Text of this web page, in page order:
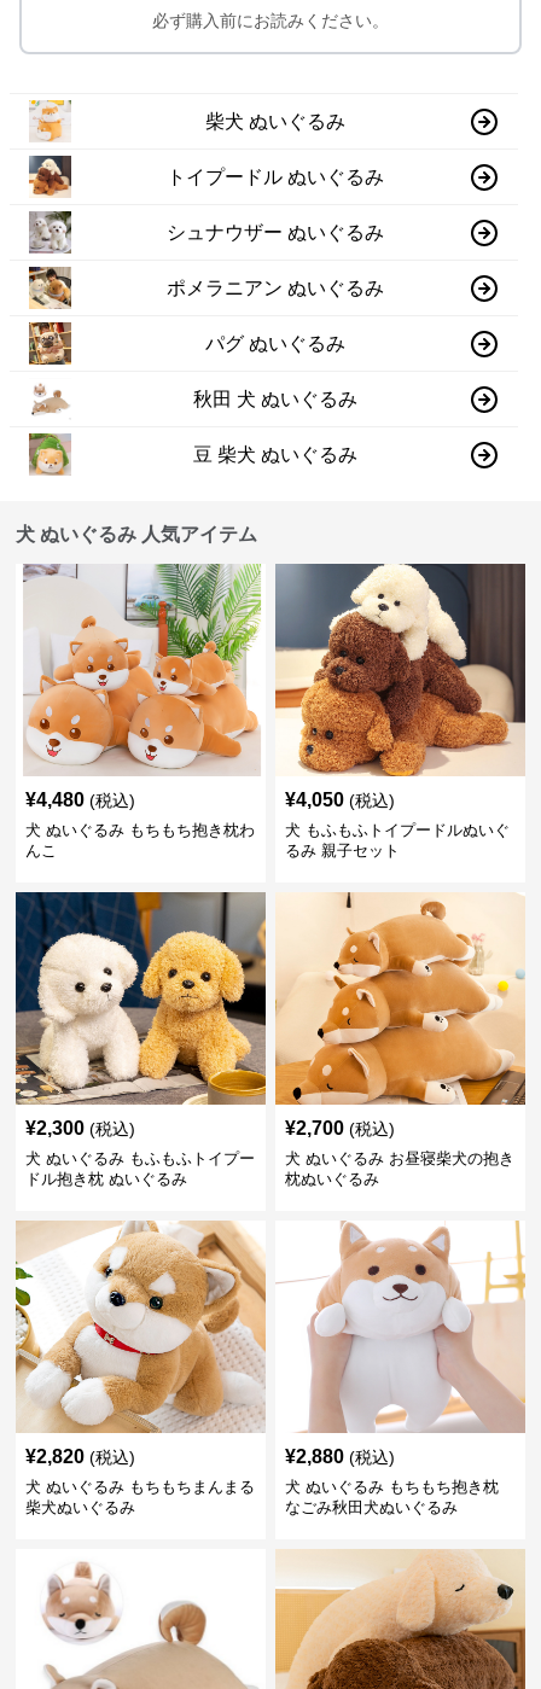
必ず購入前にお読みください。
柴犬 ぬいぐるみ
トイプードル ぬいぐるみ
シュナウザー ぬいぐるみ
ポメラニアン ぬいぐるみ
パグ ぬいぐるみ
秋田 犬 ぬいぐるみ
豆 柴犬 ぬいぐるみ
犬 ぬいぐるみ 人気アイテム
¥4,480 (税込)
犬 ぬいぐるみ もちもち抱き枕わ
んこ
¥4,050 (税込)
犬 もふもふトイプードルぬいぐ
るみ 親子セット
¥2,300 (税込)
犬 ぬいぐるみ もふもふトイプー
ドル抱き枕 ぬいぐるみ
¥2,700 (税込)
犬 ぬいぐるみ お昼寝柴犬の抱き
枕ぬいぐるみ
¥2,820 (税込)
犬 ぬいぐるみ もちもちまんまる
柴犬ぬいぐるみ
¥2,880 (税込)
犬 ぬいぐるみ もちもち抱き枕
なごみ秋田犬ぬいぐるみ